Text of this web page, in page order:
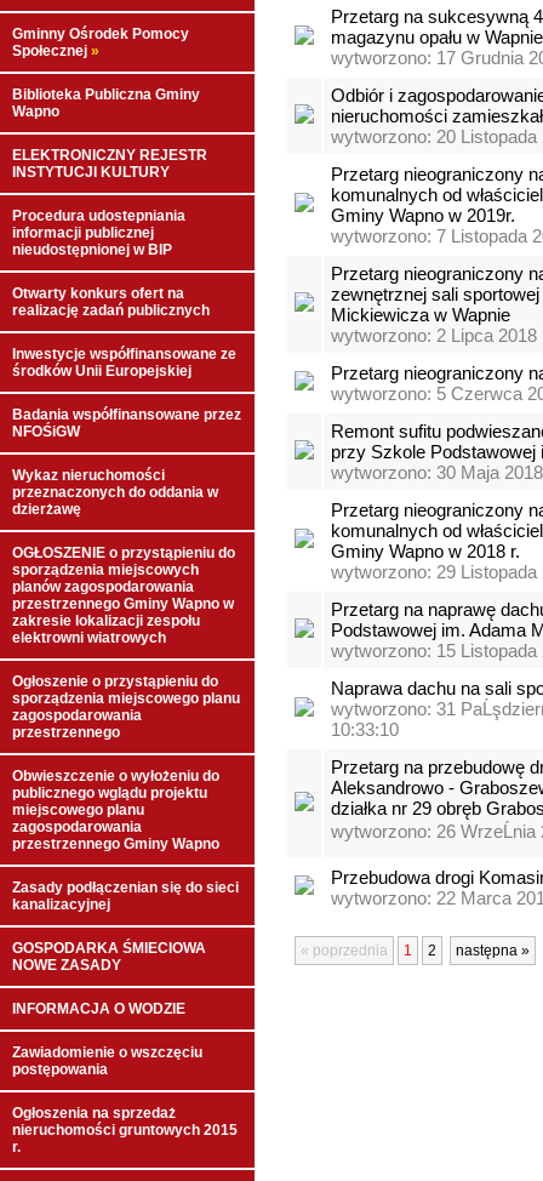
Gminny Ośrodek Pomocy
Społecznej »
Biblioteka Publiczna Gminy
Wapno
ELEKTRONICZNY REJESTR
INSTYTUCJI KULTURY
Procedura udostepniania
informacji publicznej
nieudostępnionej w BIP
Otwarty konkurs ofert na
realizację zadań publicznych
Inwestycje współfinansowane ze
środków Unii Europejskiej
Badania współfinansowane przez
NFOŚiGW
Wykaz nieruchomości
przeznaczonych do oddania w
dzierżawę
OGŁOSZENIE o przystąpieniu do
sporządzenia miejscowych
planów zagospodarowania
przestrzennego Gminy Wapno w
zakresie lokalizacji zespołu
elektrowni wiatrowych
Ogłoszenie o przystąpieniu do
sporządzenia miejscowego planu
zagospodarowania
przestrzennego
Obwieszczenie o wyłożeniu do
publicznego wglądu projektu
miejscowego planu
zagospodarowania
przestrzennego Gminy Wapno
Zasady podłączenian się do sieci
kanalizacyjnej
GOSPODARKA ŚMIECIOWA
NOWE ZASADY
INFORMACJA O WODZIE
Zawiadomienie o wszczęciu
postępowania
Ogłoszenia na sprzedaż
nieruchomości gruntowych 2015
r.
Przetarg na sukcesywną
magazynu opału w
wytworzono: 17 Grudnia
Odbiór i
nieruchomości
wytworzono: 20
Przetarg nieograniczony
komunalnych od
Gminy Wapno w 2019r.
wytworzono: 7 Listopada
Przetarg nieograniczony
zewnętrznej sali
Mickiewicza w Wapnie
wytworzono: 2 Lipca
Przetarg nieograniczony
wytworzono: 5 Czerwca
Remont sufitu
przy Szkole Podstawowej
wytworzono: 30 Maja
Przetarg nieograniczony
komunalnych od
Gminy Wapno w 2018 r.
wytworzono: 29
Przetarg na naprawę
Podstawowej im. Adama
wytworzono: 15
Naprawa dachu na sali
wytworzono: 31
10:33:10
Przetarg na przebudowę
Aleksandrowo -
działka nr 29 obręb
wytworzono: 26
Przebudowa drogi
wytworzono: 22 Marca
« poprzednia 1 2 następna »